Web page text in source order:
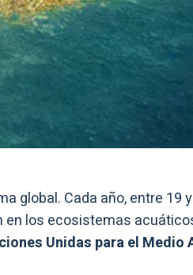
global. Cada año, entre 19
en los ecosistemas
Unidas para el Medio